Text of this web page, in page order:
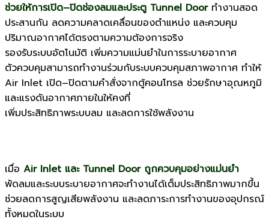
ช่วยให้การเปิด–ปิดช่องลมและประตู Tunnel Door ทำงานสอด
ประสานกัน ลดความคลาดเคลื่อนของตำแหน่ง และควบคุม
ปริมาณอากาศได้ตรงตามความต้องการจริง
รองรับระบบอัตโนมัติ เพิ่มความแม่นยำในการระบายอากาศ
ตัวควบคุมสามารถทำงานร่วมกับระบบควบคุมสภาพอากาศ ทำให้
Air Inlet เปิด–ปิดตามคำสั่งจากตู้คอนโทรล ช่วยรักษาอุณหภูมิ
และแรงดันอากาศภายในให้คงที่
เพิ่มประสิทธิภาพระบบลม และลดการใช้พลังงาน
เมื่อ Air Inlet และ Tunnel Door ถูกควบคุมอย่างแม่นยำ
พัดลมและระบบระบายอากาศจะทำงานได้เต็มประสิทธิภาพมากขึ้น
ช่วยลดการสูญเสียพลังงาน และลดภาระการทำงานของอุปกรณ์
ทั้งหมดในระบบ